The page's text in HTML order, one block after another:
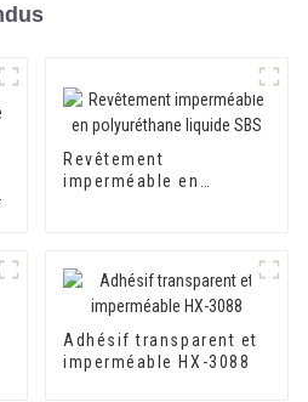
Revêtement
imperméable en
Adhésif transparent et
imperméable HX-3088